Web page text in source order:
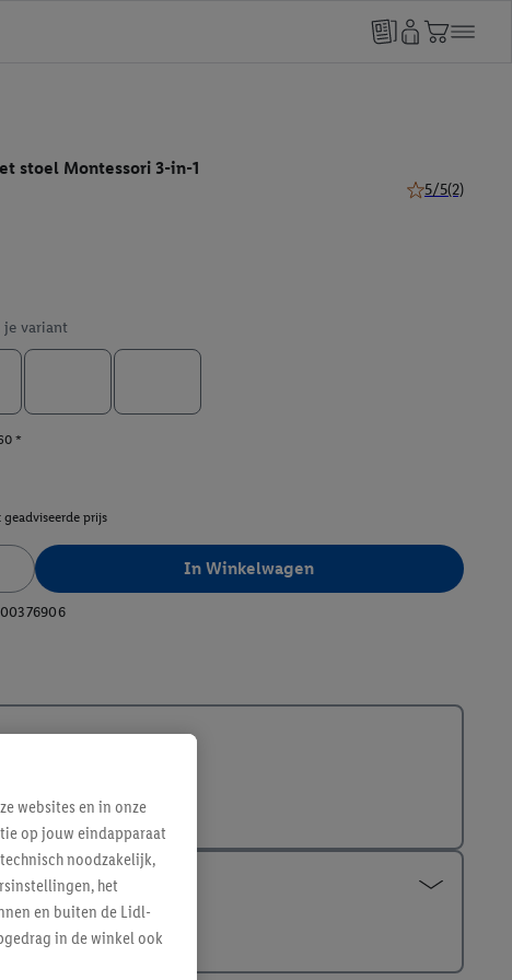
stoel Montessori 3-in-1
5/5(2)
je variant
*
prijs
In Winkelwagen
websites en in onze
op jouw eindapparaat
noodzakelijk,
het
en buiten de Lidl-
in de winkel ook